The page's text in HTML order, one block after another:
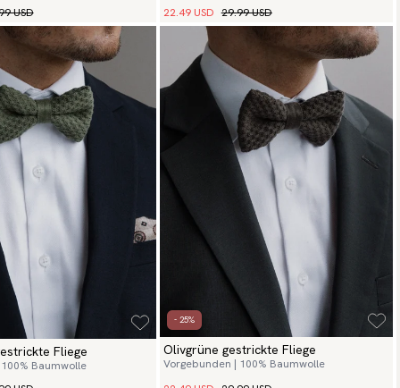
USD
22.49 USD 29.99 USD
Fliege
Baumwolle
- 25%
Olivgrüne gestrickte Fliege
Vorgebunden | 100% Baumwolle